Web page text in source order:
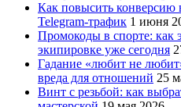
Как повысить конверсию
Telegram-трафик 1 июня
Промокоды в спорте: как
экипировке уже сегодня
Гадание «любит не
вреда для отношений 25
Винт с резьбой: как